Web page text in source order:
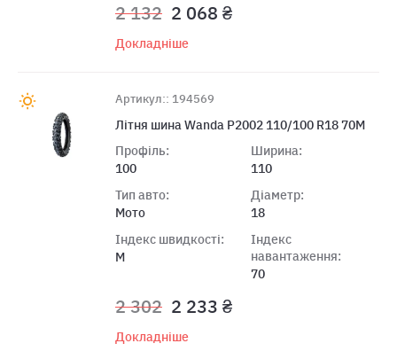
2 132 2 068 ₴
Докладніше
Артикул:: 194569
Лiтня шина Wanda P2002 110/100 R18 70M
Профіль:
100
Тип авто:
Мото
Індекс швидкості:
M
Ширина:
110
Діаметр:
18
Індекс
навантаження:
70
2 302 2 233 ₴
Докладніше